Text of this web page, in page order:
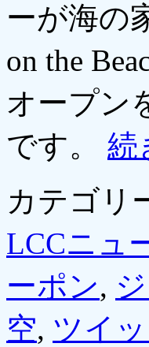
ーが海の
on the
オープン
です。 続
カテゴリ
LCCニュ
ーポン,
空, ツイ